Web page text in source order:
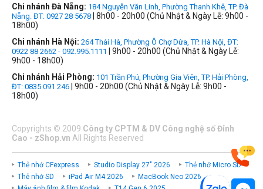
Chi nhánh Đà Nẵng: 184 Nguyễn Văn Linh, Phường Thanh Khê, TP. Đà
Nẵng. ĐT: 0927 28 5678 | 8h00 - 20h00 (Chủ Nhật & Ngày Lễ: 9h00 -
18h00)
Chi nhánh Hà Nội: 264 Thái Hà, Phường Ô Chợ Dừa, TP. Hà Nội, ĐT:
0922 88 2662 - 092.995.1111
| 9h00 - 20h00 (Chủ Nhật & Ngày Lễ:
9h00 - 18h00)
Chi nhánh Hải Phòng: 101 Trần Phú, Phường Gia Viên, TP. Hải Phòng,
ĐT: 0835 091 246 | 9h00 - 20h00 (Chủ Nhật & Ngày Lễ: 9h00 -
18h00)
Copyrights © 2009 Công ty CPTM & DV Công nghệ số Đỉnh
Cao - zShop.vn All Rights Reserved
Thẻ nhớ CFexpress Studio Display 27" 2026
Thẻ nhớ Micro SD
Thẻ nhớ SD
iPad Air M4 2026
MacBook Neo 2026